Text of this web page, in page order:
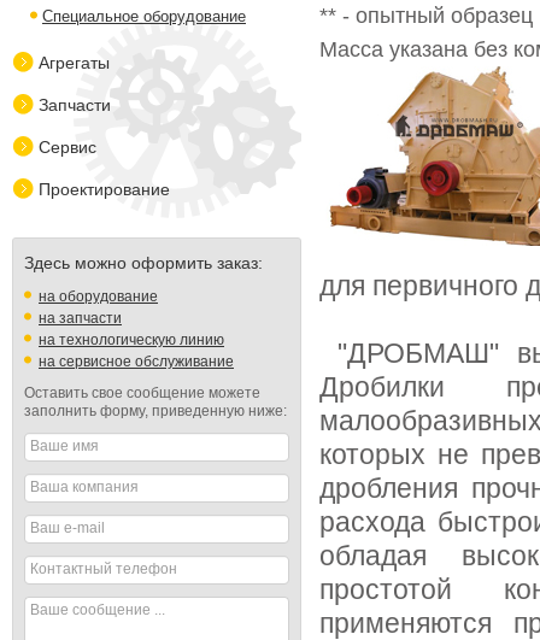
** - опытный образец
Масса указана без
для первичного
"ДРОБМАШ"
Дробилки
которых не
дробления
расхода
обладая
простотой
применяются
Специальное оборудование
Агрегаты
Запчасти
Сервис
Проектирование
Здесь можно оформить заказ:
на оборудование
на запчасти
на технологическую линию
на сервисное обслуживание
Оставить свое сообщение можете
заполнить форму, приведенную ниже:
Ваше имя
Ваша компания
Ваш e-mail
Контактный телефон
Ваше сообщение ...